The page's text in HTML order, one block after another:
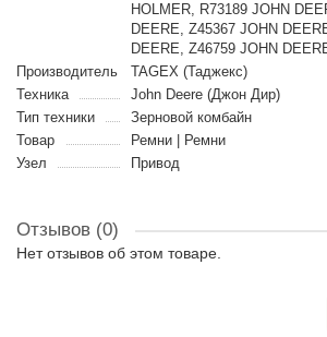
HOLMER, R73189 JOHN
DEERE, Z45367 JOHN
DEERE, Z46759 JOHN
Производитель
TAGEX (Таджекс)
Техника
John Deere (Джон Дир)
Тип техники
Зерновой комбайн
Товар
Ремни | Ремни
Узел
Привод
Отзывов (0)
Нет отзывов об этом товаре.